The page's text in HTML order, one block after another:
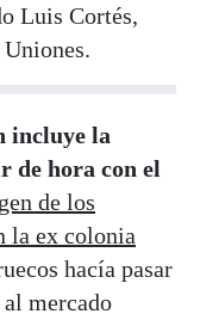
Luis Cortés,
incluye la
de hora con el
de los
la ex colonia
hacía pasar
mercado